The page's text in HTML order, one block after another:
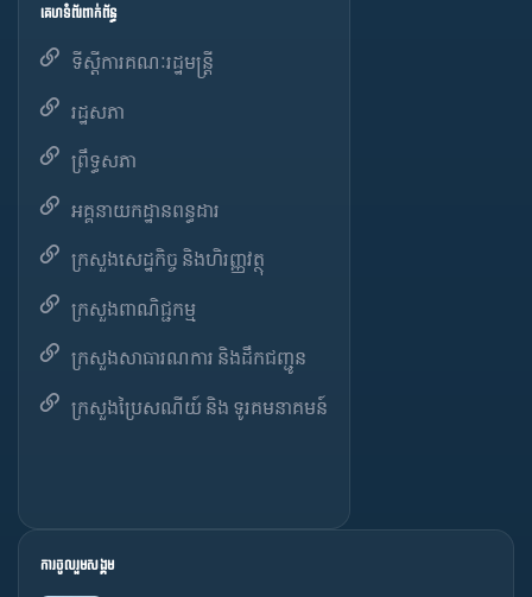
គេហទំព័រពាក់ព័ន្ធ
ទីស្តីការគណៈរដ្ឋមន្ត្រី
រដ្ឋសភា
ព្រឹទ្ធសភា
អគ្គនាយកដ្ឋានពន្ធដារ
ក្រសួងសេដ្ឋកិច្ច និងហិរញ្ញវត្ថុ
ក្រសួងពាណិជ្ជកម្ម
ក្រសួងសាធារណការ និងដឹកជញ្ជូន
ក្រសួងប្រៃសណីយ៍ និង ទូរគមនាគមន៍
ការចូលរួមសង្គម